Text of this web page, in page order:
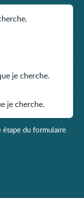
je cherche.
je cherche.
étape du formulaire